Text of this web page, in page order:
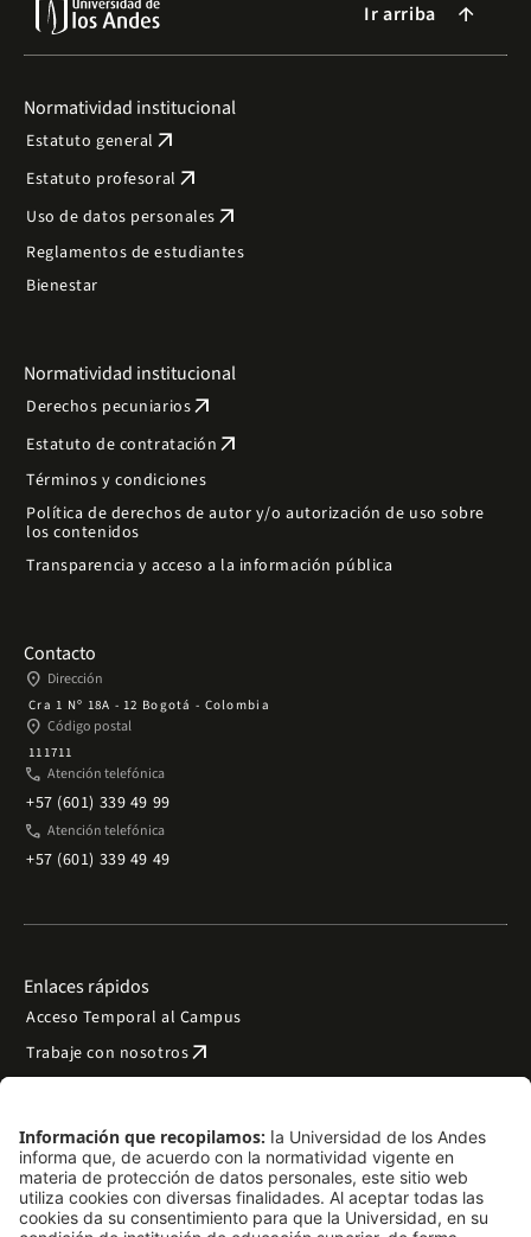
Ir arriba arrow_forward
Normatividad institucional
Estatuto general arrow_outward
Estatuto profesoral arrow_outward
Uso de datos personales arrow_outward
Reglamentos de estudiantes
Bienestar
Normatividad institucional
Derechos pecuniariosarrow_outward
Estatuto de contratación arrow_outward
Términos y condiciones
Política de derechos de autor y/o autorización de uso sobre
los contenidos
Transparencia y acceso a la información pública
Contacto
place Dirección
Cra 1 Nº 18A - 12 Bogotá - Colombia
place Código postal
111711
phone Atención telefónica
+57 (601) 339 49 99
phone Atención telefónica
+57 (601) 339 49 49
Enlaces rápidos
Acceso Temporal al Campus
Trabaje con nosotrosarrow_outward
Preguntas frecuentes
Filantropía y donacionesarrow_outward
Mapa del sitio arrow_outward